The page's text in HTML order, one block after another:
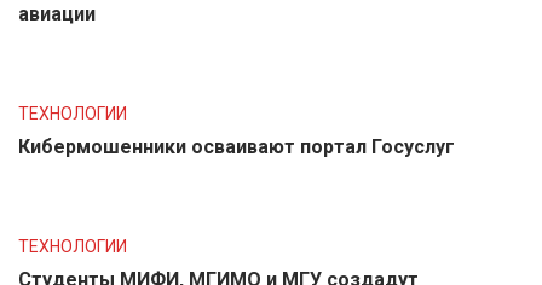
авиации
ТЕХНОЛОГИИ
Кибермошенники осваивают портал Госуслуг
ТЕХНОЛОГИИ
Студенты МИФИ, МГИМО и МГУ создадут